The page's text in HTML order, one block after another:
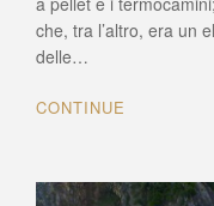
che, tra l’altro, era un
delle…
CONTINUE